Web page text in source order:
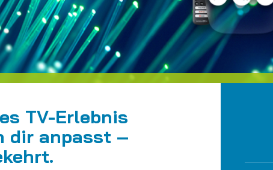
TV-Erlebnis
dir anpasst –